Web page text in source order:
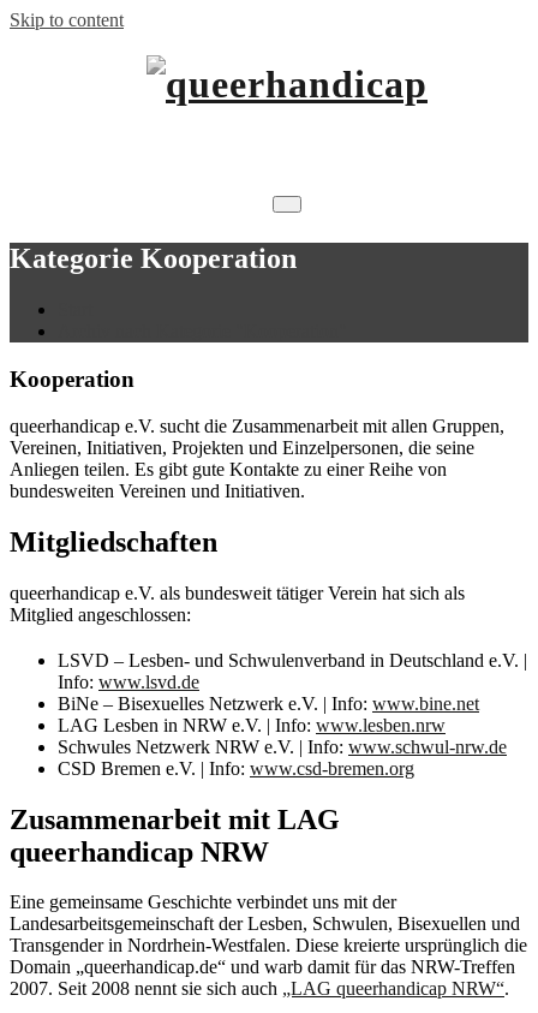
Skip to content
queerhandicap
Kategorie Kooperation
Kooperation
queerhandicap e.V. sucht die Zusammenarbeit mit allen Gruppen,
Vereinen, Initiativen, Projekten und Einzelpersonen, die seine
Anliegen teilen. Es gibt gute Kontakte zu einer Reihe von
bundesweiten Vereinen und Initiativen.
Mitgliedschaften
queerhandicap e.V. als bundesweit tätiger Verein hat sich als
Mitglied angeschlossen:
LSVD – Lesben- und Schwulenverband in Deutschland e.V. |
Info: www.lsvd.de
BiNe – Bisexuelles Netzwerk e.V. | Info: www.bine.net
LAG Lesben in NRW e.V. | Info: www.lesben.nrw
Schwules Netzwerk NRW e.V. | Info: www.schwul-nrw.de
CSD Bremen e.V. | Info: www.csd-bremen.org
Zusammenarbeit mit LAG
queerhandicap NRW
Eine gemeinsame Geschichte verbindet uns mit der
Landesarbeitsgemeinschaft der Lesben, Schwulen, Bisexuellen und
Transgender in Nordrhein-Westfalen. Diese kreierte ursprünglich die
Domain „queerhandicap.de“ und warb damit für das NRW-Treffen
2007. Seit 2008 nennt sie sich auch „LAG queerhandicap NRW“.